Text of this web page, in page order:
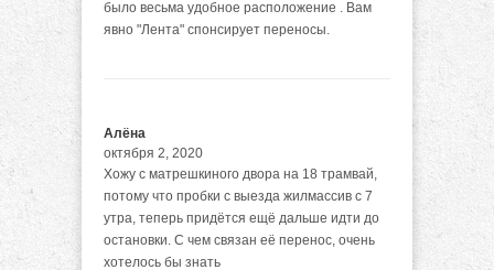
было весьма удобное расположение . Вам
явно "Лента" спонсирует переносы.
Алёна
октября 2, 2020
Хожу с матрешкиного двора на 18 трамвай,
потому что пробки с выезда жилмассив с 7
утра, теперь придётся ещё дальше идти до
остановки. С чем связан её перенос, очень
хотелось бы знать